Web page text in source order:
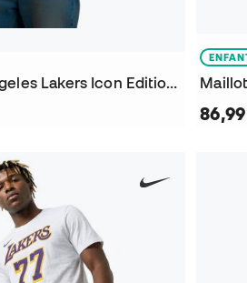
Maillot Los Angeles Lakers Icon Edition Swingman Luka Doncic